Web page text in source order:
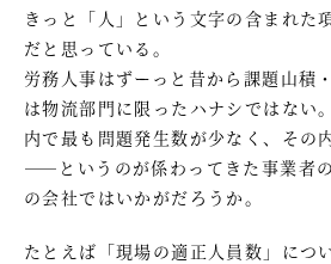
きっと「人」という文字の含まれた
だと思っている。
労務人事はずーっと昔から課題山積
は物流部門に限ったハナシではない
内で最も問題発生数が少なく、その
――というのが係わってきた事業者
の会社ではいかがだろうか。
たとえば「現場の適正人員数」につ